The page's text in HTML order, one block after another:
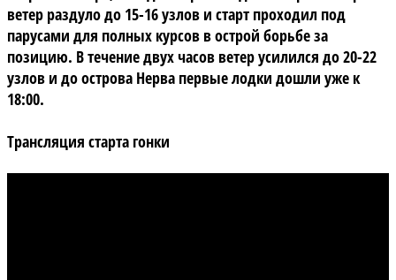
ветер раздуло до 15-16 узлов и старт проходил под
парусами для полных курсов в острой борьбе за
позицию. В течение двух часов ветер усилился до 20-22
узлов и до острова Нерва первые лодки дошли уже к
18:00.
Трансляция старта гонки